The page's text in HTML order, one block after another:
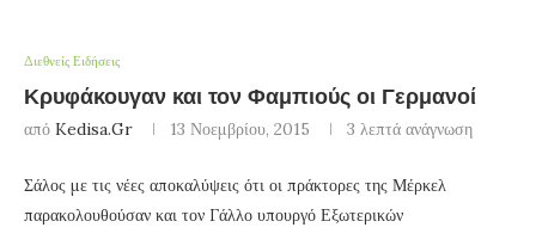
Διεθνείς Ειδήσεις
Κρυφάκουγαν και τον Φαμπιούς οι Γερμανοί
από Kedisa.gr 13 Νοεμβρίου, 2015 3 λεπτά ανάγνωση
Σάλος με τις νέες αποκαλύψεις ότι οι πράκτορες της Μέρκελ
παρακολουθούσαν και τον Γάλλο υπουργό Εξωτερικών